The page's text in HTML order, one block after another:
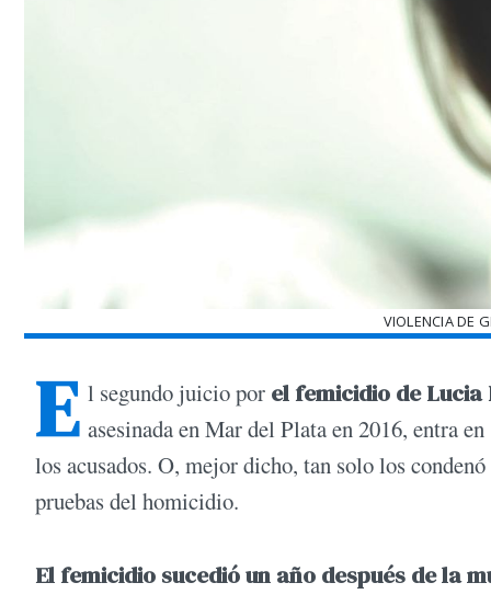
VIOLENCIA DE
E l segundo juicio por el femicidio de Lucia
asesinada en Mar del Plata en 2016, entra
los acusados. O, mejor dicho, tan solo los
pruebas del homicidio.
El femicidio sucedió un año después de la